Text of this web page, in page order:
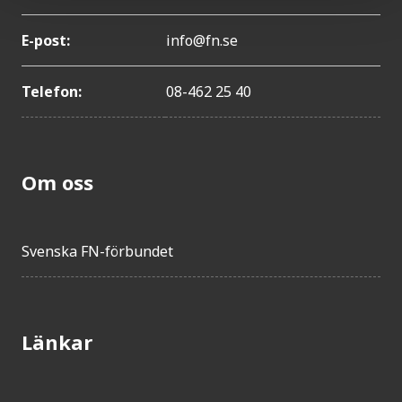
E-post: info@fn.se
Telefon: 08-462 25 40
Om oss
Svenska FN-förbundet
Länkar